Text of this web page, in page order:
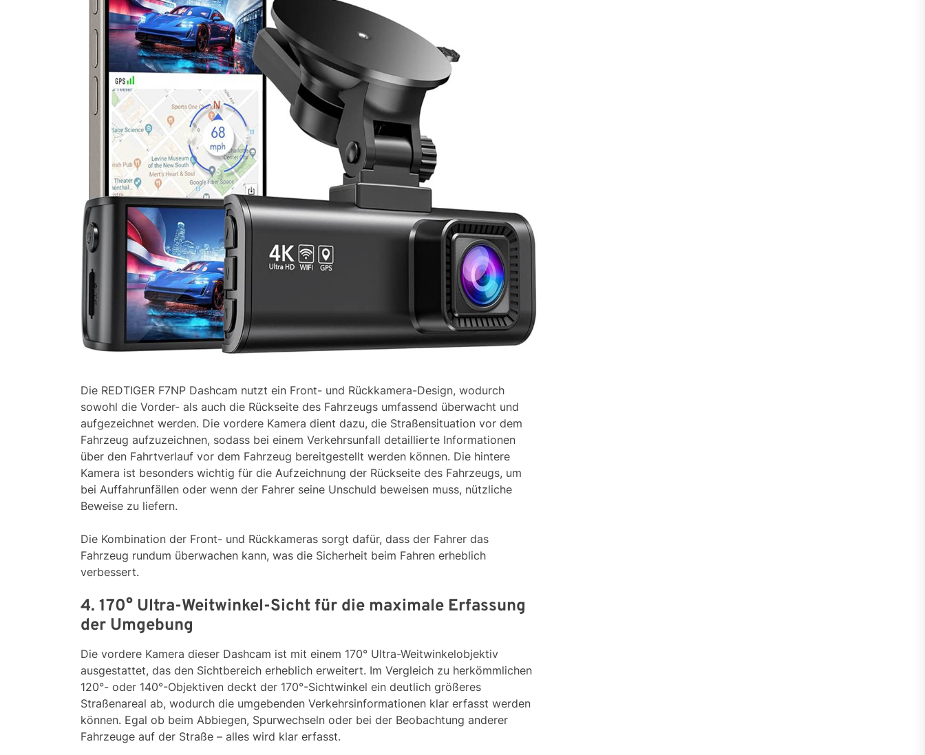
Die REDTIGER F7NP Dashcam nutzt ein Front- und Rückkamera-Design, wodurch
sowohl die Vorder- als auch die Rückseite des Fahrzeugs umfassend überwacht und
aufgezeichnet werden. Die vordere Kamera dient dazu, die Straßensituation vor dem
Fahrzeug aufzuzeichnen, sodass bei einem Verkehrsunfall detaillierte Informationen
über den Fahrtverlauf vor dem Fahrzeug bereitgestellt werden können. Die hintere
Kamera ist besonders wichtig für die Aufzeichnung der Rückseite des Fahrzeugs, um
bei Auffahrunfällen oder wenn der Fahrer seine Unschuld beweisen muss, nützliche
Beweise zu liefern.
Die Kombination der Front- und Rückkameras sorgt dafür, dass der Fahrer das
Fahrzeug rundum überwachen kann, was die Sicherheit beim Fahren erheblich
verbessert.
4. 170° Ultra-Weitwinkel-Sicht für die maximale Erfassung
der Umgebung
Die vordere Kamera dieser Dashcam ist mit einem 170° Ultra-Weitwinkelobjektiv
ausgestattet, das den Sichtbereich erheblich erweitert. Im Vergleich zu herkömmlichen
120°- oder 140°-Objektiven deckt der 170°-Sichtwinkel ein deutlich größeres
Straßenareal ab, wodurch die umgebenden Verkehrsinformationen klar erfasst werden
können. Egal ob beim Abbiegen, Spurwechseln oder bei der Beobachtung anderer
Fahrzeuge auf der Straße – alles wird klar erfasst.